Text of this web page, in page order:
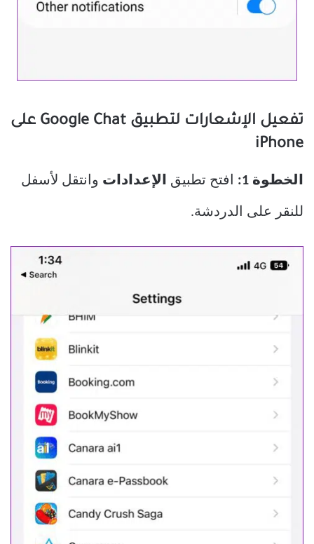
تفعيل الإشعارات لتطبيق Google Chat على
iPhone
الخطوة 1: افتح تطبيق الإعدادات وانتقل لأسفل
للنقر على الدردشة.